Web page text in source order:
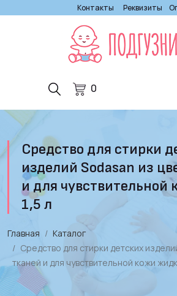
Контакты Реквизиты
0
Средство для стирки
изделий Sodasan из
и для чувствительной
1,5 л
Главная
Каталог
Средство для стирки детских
тканей и для чувствительной кожи